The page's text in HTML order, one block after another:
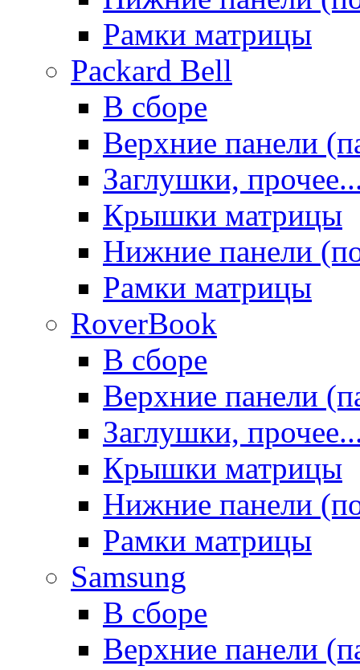
Рамки матрицы
Packard Bell
В сборе
Верхние панели
Заглушки,
Крышки матрицы
Нижние панели
Рамки матрицы
RoverBook
В сборе
Верхние панели
Заглушки,
Крышки матрицы
Нижние панели
Рамки матрицы
Samsung
В сборе
Верхние панели